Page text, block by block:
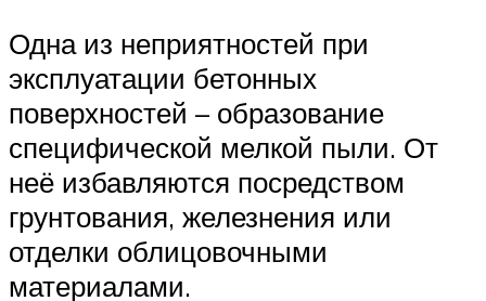
Одна из неприятностей при
эксплуатации бетонных
поверхностей – образование
специфической мелкой пыли. От
неё избавляются посредством
грунтования, железнения или
отделки облицовочными
материалами.